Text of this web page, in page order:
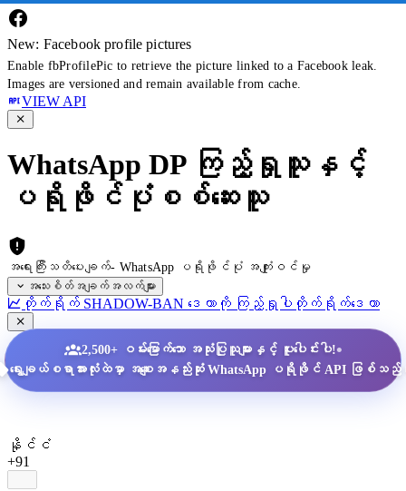
New: Facebook profile pictures
Enable fbProfilePic to retrieve the picture linked to a Facebook leak.
Images are versioned and remain available from cache.
VIEW API
WhatsApp DP ကြည့်ရှုသူနှင့်
ပရိုဖိုင်ပုံစစ်ဆေးသူ
အရေးကြီးသတိပေးချက်- WhatsApp ပရိုဖိုင်ပုံ အကျုံးဝင်မှု
အသေးစိတ်အချက်အလက်များ
တိုက်ရိုက် SHADOW-BAN ဒေတာကို ကြည့်ရှုပါ တိုက်ရိုက်ဒေတာ
2,500+ ဝမ်းမြောက်သော အသုံးပြုသူများနှင့် ပူးပေါင်းပါ!•
ရွေးချယ်စရာအားလုံးထဲမှာ အစျေးအနည်းဆုံး WhatsApp ပရိုဖိုင် API ဖြစ်သ
နိုင်ငံ
+91